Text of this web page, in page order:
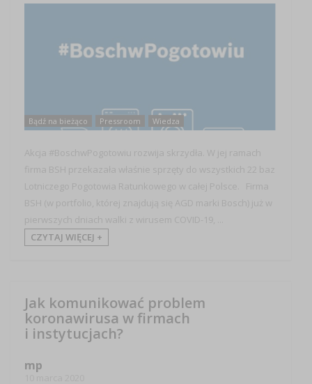
Bądź na bieżąco Pressroom Wiedza
Akcja #BoschwPogotowiu rozwija skrzydła. W jej ramach
firma BSH przekazała właśnie sprzęty do wszystkich 22 baz
Lotniczego Pogotowia Ratunkowego w całej Polsce. Firma
BSH (w portfolio, której znajdują się AGD marki Bosch) już w
pierwszych dniach walki z wirusem COVID-19, ...
CZYTAJ WIĘCEJ +
Jak komunikować problem
koronawirusa w firmach
i instytucjach?
mp